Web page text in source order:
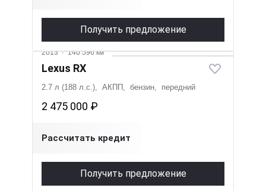
Получить предложение
2013·140 596 км
Lexus RX
2.7 л (188 л.с.), АКПП, бензин, передний
2 475 000 ₽
Рассчитать кредит
Получить предложение